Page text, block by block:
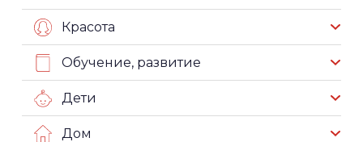
Красота
Обучение, развитие
Дети
Дом